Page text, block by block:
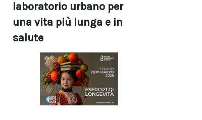
laboratorio urbano per
una vita più lunga e in
salute